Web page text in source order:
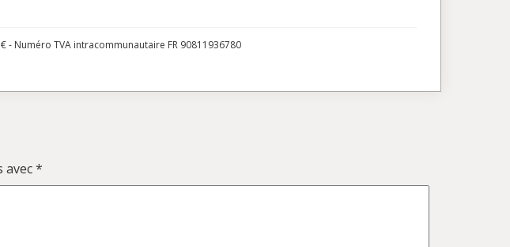
€ - Numéro TVA intracommunautaire FR 90811936780
avec*